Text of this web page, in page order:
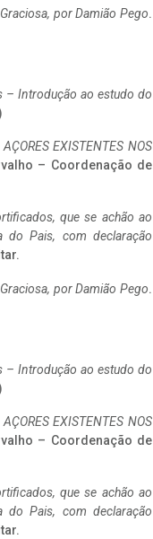
por Damião Pego.
– Introdução ao estudo do
EXISTENTES NOS
– Coordenação de
que se achão ao
do Pais, com declaração
por Damião Pego.
– Introdução ao estudo do
EXISTENTES NOS
– Coordenação de
que se achão ao
do Pais, com declaração